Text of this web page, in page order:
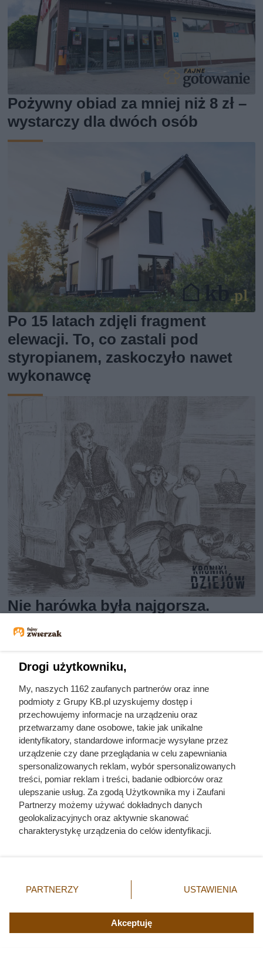
Pożywny obiad za mniej niż 8 zł –
wystarczy dla dwóch osób
Po 15 latach zdjęli fragment
elewacji. To, co zastali pod
styropianem, zaskoczyło nawet
wykonawcę
Nie harówka była najgorsza.
Prawdziwy koszmar chłopek
zaczynał się po zamknięciu drzwi
domu
Kat w spódnicy. Najokrutniejsza
Drogi użytkowniku,
My, naszych 1162 zaufanych partnerów oraz inne
podmioty z Grupy KB.pl uzyskujemy dostęp i
przechowujemy informacje na urządzeniu oraz
przetwarzamy dane osobowe, takie jak unikalne
identyfikatory, standardowe informacje wysyłane przez
urządzenie czy dane przeglądania w celu zapewniania
spersonalizowanych reklam, wybór spersonalizowanych
treści, pomiar reklam i treści, badanie odbiorców oraz
ulepszanie usług. Za zgodą Użytkownika my i Zaufani
Partnerzy możemy używać dokładnych danych
geolokalizacyjnych oraz aktywnie skanować
charakterystykę urządzenia do celów identyfikacji.
zmienić/wycofać klikając przycisk ustawień prywatności
znajdujący się w lewym dolnym rogu strony. Niektóre
użytkownika, ale masz prawo sprzeciwić się takiemu
przetwarzaniu. Preferencje będą miały zastosowania tylko
PARTNERZY USTAWIENIA
Akceptuję